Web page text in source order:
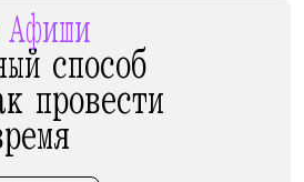
способ
провести